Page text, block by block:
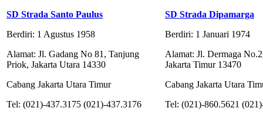
SD Strada Santo Paulus
Berdiri: 1 Agustus 1958
Alamat: Jl. Gadang No 81, Tanjung
Priok, Jakarta Utara 14330
Cabang Jakarta Utara Timur
Tel: (021)-437.3175 (021)-437.3176
SD Strada Dipamarga
Berdiri: 1 Januari 1974
Alamat: Jl. Dermaga
Jakarta Timur 13470
Cabang Jakarta Utara
Tel: (021)-860.5621